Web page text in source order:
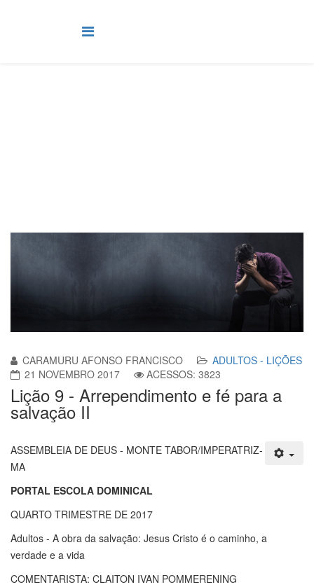
CARAMURU AFONSO FRANCISCO
ADULTOS - LIÇÕES
21 NOVEMBRO 2017
ACESSOS: 3823
Lição 9 - Arrependimento e fé para a
salvação II
ASSEMBLEIA DE DEUS - MONTE TABOR/IMPERATRIZ-
MA
PORTAL ESCOLA DOMINICAL
QUARTO TRIMESTRE DE 2017
Adultos - A obra da salvação: Jesus Cristo é o caminho, a
verdade e a vida
COMENTARISTA: CLAITON IVAN POMMERENING